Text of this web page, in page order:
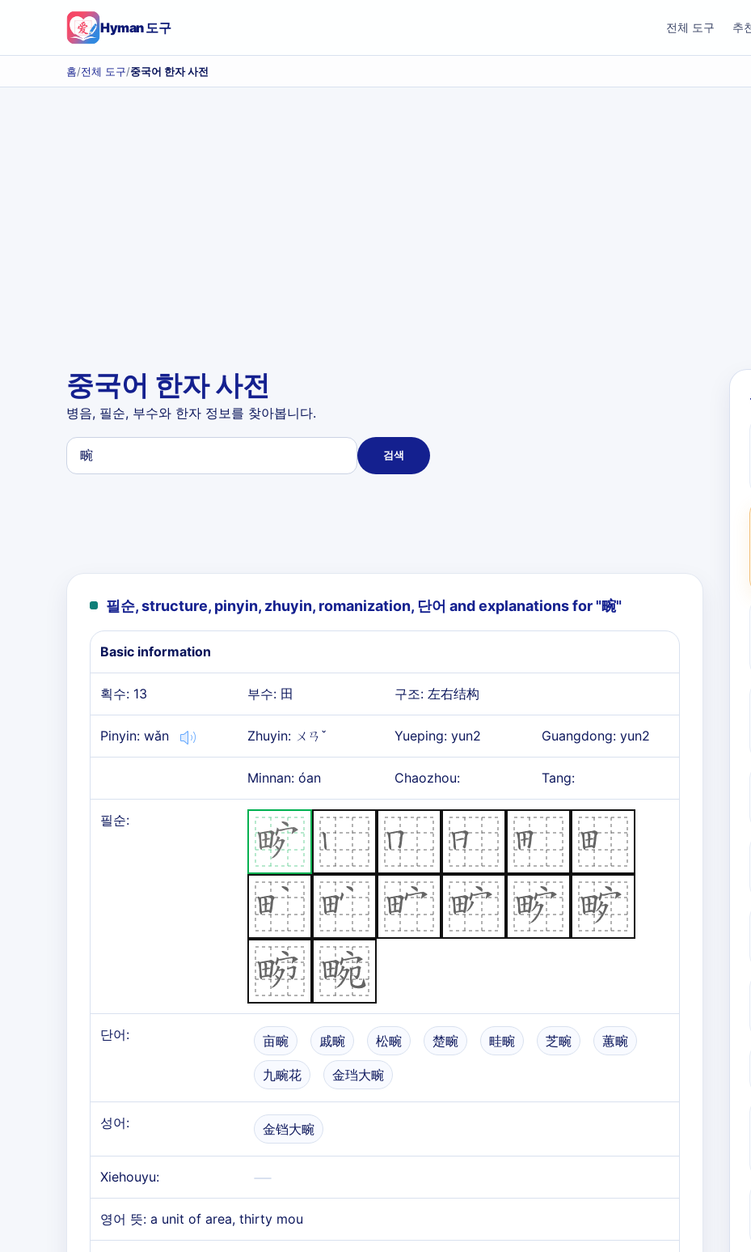
Hyman 도구 전체 도구 추
홈/전체 도구/중국어 한자 사전
중국어 한자 사전
병음, 필순, 부수와 한자 정보를 찾아봅니다.
검색
필순, structure, pinyin, zhuyin, romanization, 단어 and explanations for "畹"
Basic information
획수: 13 부수: 田 구조: 左右结构
Pinyin: wǎn Zhuyin: ㄨㄢˇ Yueping: yun2 Guangdong: yun2
Minnan: óan Chaozhou: Tang:
필순:
단어: 亩畹 戚畹 松畹 楚畹 畦畹 芝畹 蕙畹
九畹花 金珰大畹
성어: 金铛大畹
Xiehouyu:
영어 뜻: a unit of area, thirty mou